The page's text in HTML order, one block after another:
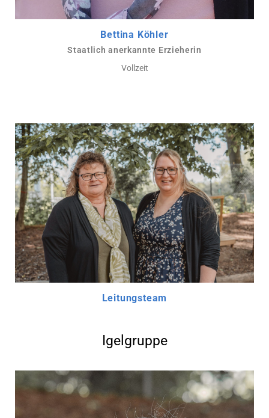
Bettina Köhler
Staatlich anerkannte Erzieherin
Vollzeit
Leitungsteam
Igelgruppe